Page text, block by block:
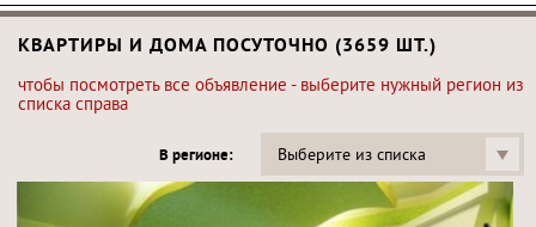
КВАРТИРЫ И ДОМА ПОСУТОЧНО (3659 ШТ.)
чтобы посмотреть все объявление - выберите нужный регион из
списка справа
В регионе: Выберите из списка